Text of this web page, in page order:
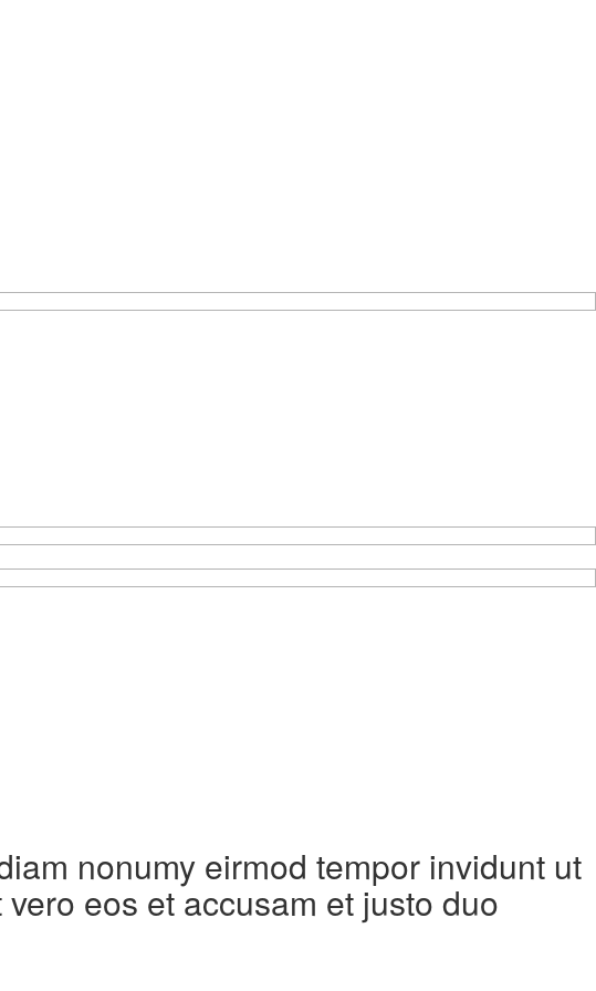
nonumy eirmod tempor invidunt ut
eos et accusam et justo duo